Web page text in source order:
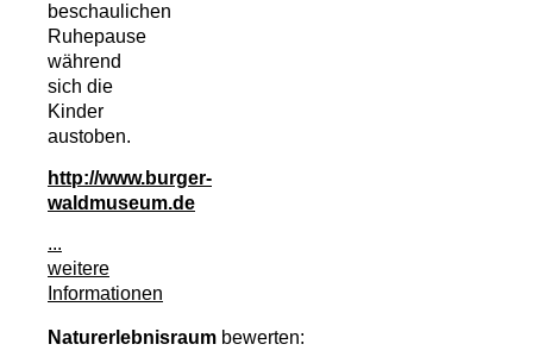
beschaulichen
Ruhepause
während
sich die
Kinder
austoben.
http://www.burger-
waldmuseum.de
...
weitere
Informationen
Naturerlebnisraum bewerten: